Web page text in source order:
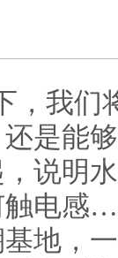
我们
是能
说明
触电感
地，